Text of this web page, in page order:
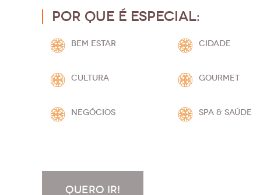
Por que é especial:
BEM ESTAR CIDADE
CULTURA GOURMET
NEGÓCIOS SPA & SAÚDE
QUERO IR!